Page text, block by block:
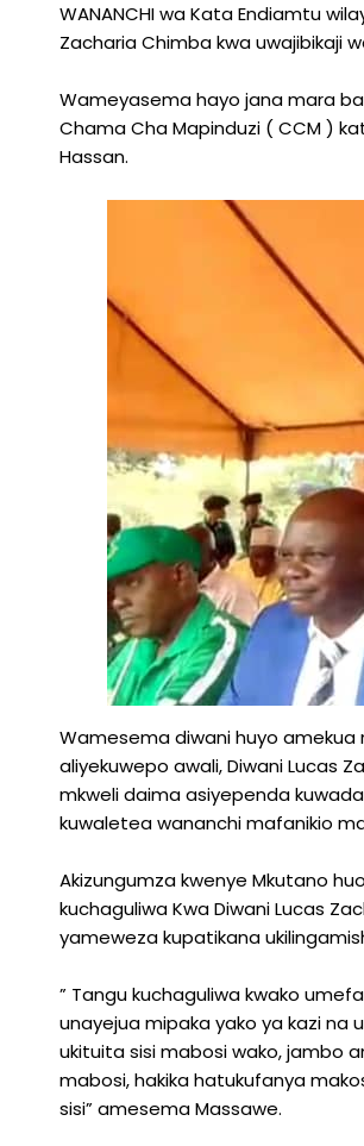
Ya
WANANCHI wa Kata Endiamtu
Zacharia Chimba kwa uwajibikaji
Wameyasema hayo jana mara
Chama Cha Mapinduzi ( CCM )
Hassan.
Wamesema diwani huyo amekua
aliyekuwepo awali, Diwani Lucas
mkweli daima asiyependa
kuwaletea wananchi mafanikio
Akizungumza kwenye Mkutano
kuchaguliwa Kwa Diwani Lucas
yameweza kupatikana
” Tangu kuchaguliwa kwako
unayejua mipaka yako ya kazi na
ukituita sisi mabosi wako, jambo
mabosi, hakika hatukufanya
sisi” amesema Massawe.